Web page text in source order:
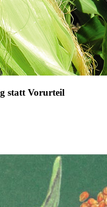
statt Vorurteil